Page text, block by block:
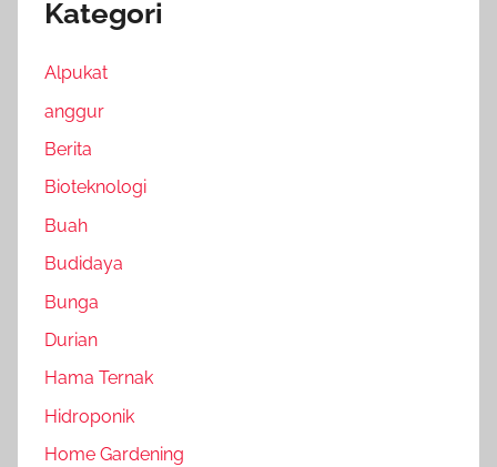
Kategori
Alpukat
anggur
Berita
Bioteknologi
Buah
Budidaya
Bunga
Durian
Hama Ternak
Hidroponik
Home Gardening